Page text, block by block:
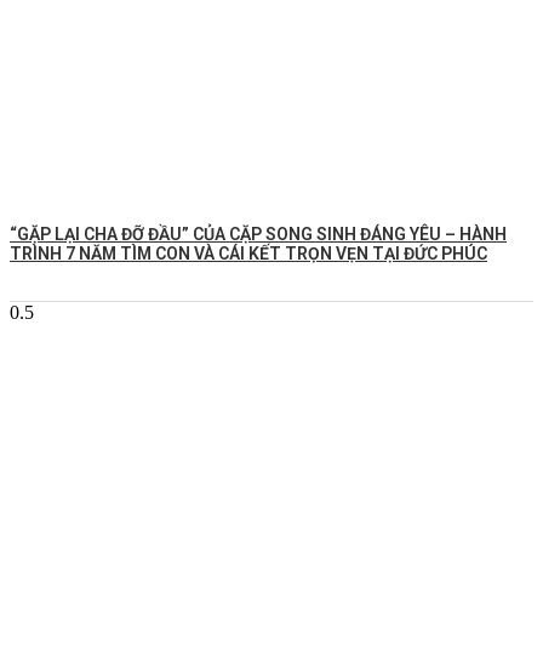
️“GẶP LẠI CHA ĐỠ ĐẦU” CỦA CẶP SONG SINH ĐÁNG YÊU – HÀNH
TRÌNH 7 NĂM TÌM CON VÀ CÁI KẾT TRỌN VẸN TẠI ĐỨC PHÚC